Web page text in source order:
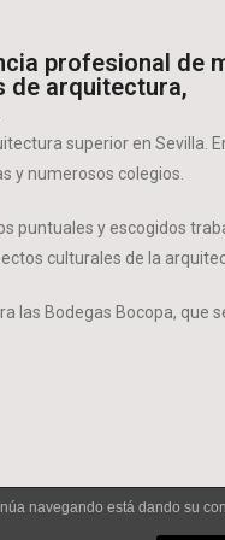
profesional de
de arquitectura,
superior en Sevilla.
y numerosos colegios.
puntuales y escogidos
culturales de la
las Bodegas Bocopa, que
navegando está dando su